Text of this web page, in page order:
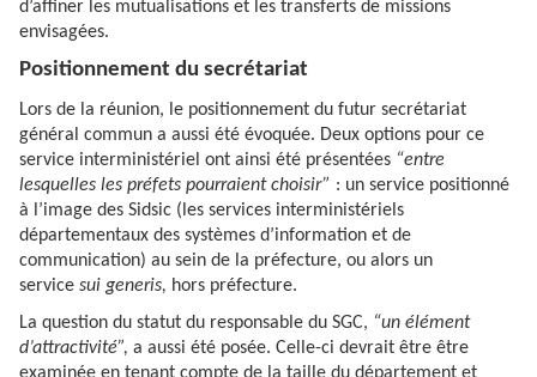
d’affiner les mutualisations et les transferts de missions
envisagées.
Positionnement du secrétariat
Lors de la réunion, le positionnement du futur secrétariat
général commun a aussi été évoquée. Deux options pour ce
service interministériel ont ainsi été présentées “entre
lesquelles les préfets pourraient choisir” : un service positionné
à l’image des Sidsic (les services interministériels
départementaux des systèmes d’information et de
communication) au sein de la préfecture, ou alors un
service sui generis, hors préfecture.
La question du statut du responsable du SGC, “un élément
d’attractivité”, a aussi été posée. Celle-ci devrait être être